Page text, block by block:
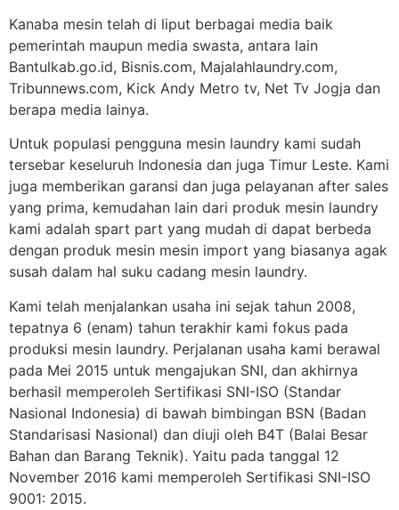
Kanaba mesin telah di liput berbagai media baik
pemerintah maupun media swasta, antara lain
Bantulkab.go.id, Bisnis.com, Majalahlaundry.com,
Tribunnews.com, Kick Andy Metro tv, Net Tv Jogja dan
berapa media lainya.
Untuk populasi pengguna mesin laundry kami sudah
tersebar keseluruh Indonesia dan juga Timur Leste. Kami
juga memberikan garansi dan juga pelayanan after sales
yang prima, kemudahan lain dari produk mesin laundry
kami adalah spart part yang mudah di dapat berbeda
dengan produk mesin mesin import yang biasanya agak
susah dalam hal suku cadang mesin laundry.
Kami telah menjalankan usaha ini sejak tahun 2008,
tepatnya 6 (enam) tahun terakhir kami fokus pada
produksi mesin laundry. Perjalanan usaha kami berawal
pada Mei 2015 untuk mengajukan SNI, dan akhirnya
berhasil memperoleh Sertifikasi SNI-ISO (Standar
Nasional Indonesia) di bawah bimbingan BSN (Badan
Standarisasi Nasional) dan diuji oleh B4T (Balai Besar
Bahan dan Barang Teknik). Yaitu pada tanggal 12
November 2016 kami memperoleh Sertifikasi SNI-ISO
9001: 2015.